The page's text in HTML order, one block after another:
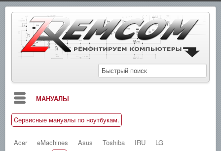
МАНУАЛЫ
БЛОГ
СХЕМЫ
Cервисные мануалы по ноутбукам.
Acer eMachines Asus Toshiba IRU
LG